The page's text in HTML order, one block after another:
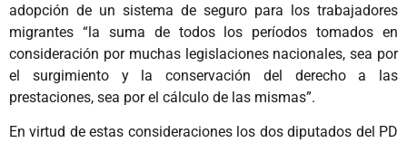
adopción de un sistema de seguro para los trabajadores
migrantes “la suma de todos los períodos tomados en
consideración por muchas legislaciones nacionales, sea por
el surgimiento y la conservación del derecho a las
prestaciones, sea por el cálculo de las mismas”.
En virtud de estas consideraciones los dos diputados del PD